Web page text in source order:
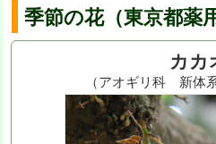
季節の花（東京都薬
カカ
（アオギリ科 新体